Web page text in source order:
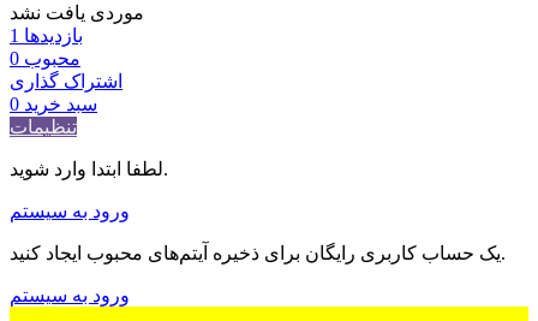
موردی یافت نشد
بازدیدها 1
محبوب 0
اشتراک گذاری
سبد خرید 0
تنظیمات
لطفا ابتدا وارد شوید.
ورود به سیستم
یک حساب کاربری رایگان برای ذخیره آیتم‌های محبوب ایجاد کنید.
ورود به سیستم